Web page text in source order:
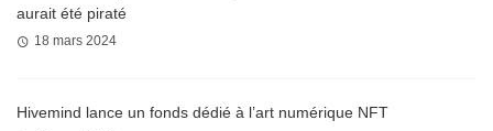
aurait été piraté
18 mars 2024
Hivemind lance un fonds dédié à l’art numérique NFT